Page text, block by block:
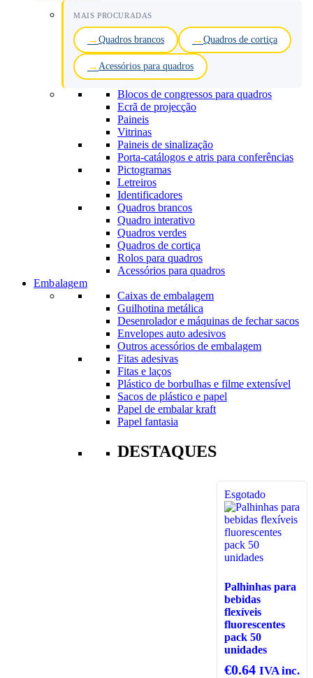
MAIS PROCURADAS
Quadros brancos Quadros de cortiça
Acessórios para quadros
Blocos de congressos para quadros
Ecrã de projecção
Paineis
Vitrinas
Paineis de sinalização
Porta-catálogos e atris para conferências
Pictogramas
Letreiros
Identificadores
Quadros brancos
Quadro interativo
Quadros verdes
Quadros de cortiça
Rolos para quadros
Acessórios para quadros
Embalagem
Caixas de embalagem
Guilhotina metálica
Desenrolador e máquinas de fechar sacos
Envelopes auto adesivos
Outros acessórios de embalagem
Fitas adesivas
Fitas e laços
Plástico de borbulhas e filme extensível
Sacos de plástico e papel
Papel de embalar kraft
Papel fantasia
DESTAQUES
Esgotado
Palhinhas para
bebidas
flexíveis
fluorescentes
pack 50
unidades
€0.64 IVA inc.